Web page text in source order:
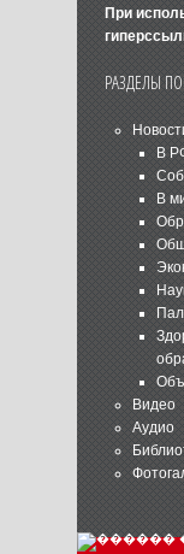
При
РАЗДЕЛЫ
В
В
Видео
Аудио